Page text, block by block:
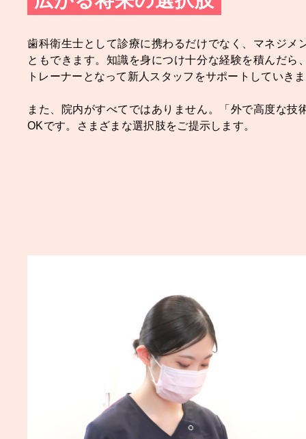
歯科衛生士として診療に携わるだけでなく、マネジメ
ともできます。知識を身につけ十分な経験を積んだら
トレーナーとなって新人スタッフをサポートしていき
また、院内がすべてではありません。「外で高度な技
OKです。さまざまな選択肢をご提示します。